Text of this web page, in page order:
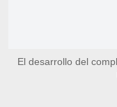
El desarrollo del